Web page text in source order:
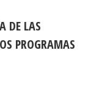
DE LAS
PROGRAMAS